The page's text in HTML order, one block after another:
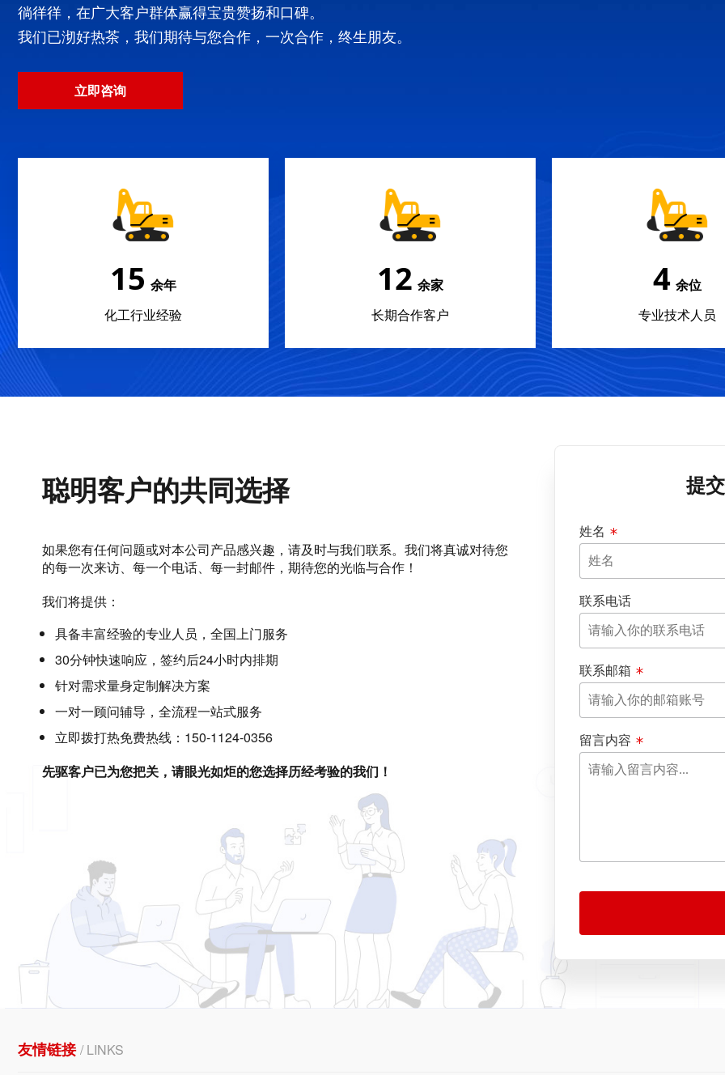
徜徉徉，在广大客户群体赢得宝贵赞扬和口碑。
我们已沏好热茶，我们期待与您合作，一次合作，终生朋友。
立即咨询
22 余年
化工行业经验
18 余家
长期合作客户
5 余位
专业技术人员
聪明客户的共同选择
如果您有任何问题或对本公司产品感兴趣，请及时与我们联系。我们将真诚对待您
的每一次来访、每一个电话、每一封邮件，期待您的光临与合作！
我们将提供：
具备丰富经验的专业人员，全国上门服务
30分钟快速响应，签约后24小时内排期
针对需求量身定制解决方案
一对一顾问辅导，全流程一站式服务
立即拨打热免费热线：150-1124-0356
先驱客户已为您把关，请眼光如炬的您选择历经考验的我们！
提
姓名
联系电话
联系邮箱
留言内容
友情链接/ LINKS